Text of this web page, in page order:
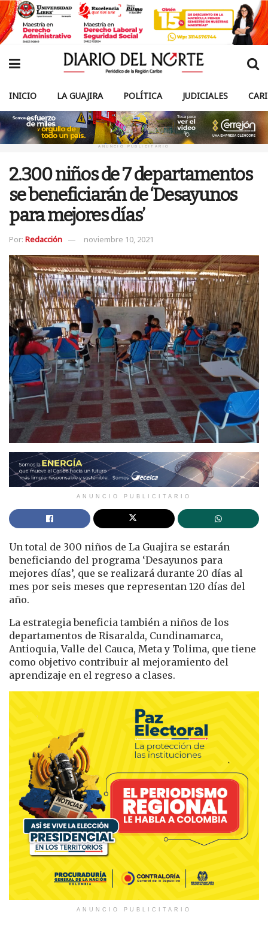
INICIO LA GUAJIRA POLÍTICA JUDICIALES
ANUNCIO PUBLICITARIO
2.300 niños de 7 departamentos
se beneficiarán de ‘Desayunos
para mejores días’
Por: Redacción noviembre 10, 2021
ANUNCIO PUBLICITARIO
Un total de 300 niños de La Guajira se estarán
beneficiando del programa ‘Desayunos para
mejores días’, que se realizará durante 20 días al
mes por seis meses que representan 120 días del
año.
La estrategia beneficia también a niños de los
departamentos de Risaralda, Cundinamarca,
Antioquia, Valle del Cauca, Meta y Tolima, que tiene
como objetivo contribuir al mejoramiento del
aprendizaje en el regreso a clases.
ANUNCIO PUBLICITARIO